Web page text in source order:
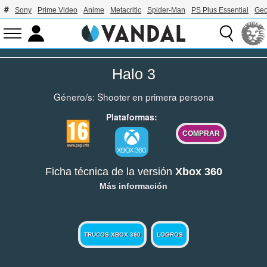
Sony Prime Video Anime Metacritic Spider-Man PS Plus Essential
Halo 3
Género/s: Shooter en primera persona
Plataformas:
COMPRAR
Ficha técnica de la versión Xbox 360
Más información
TRUCOS XBOX 360 LOGROS